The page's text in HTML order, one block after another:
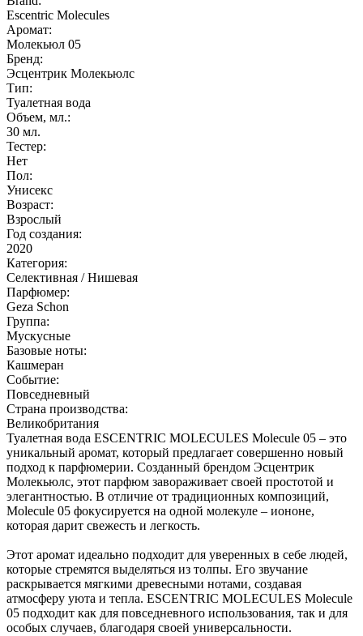
Escentric Molecules
Аромат:
Молекьюл 05
Бренд:
Эсцентрик Молекьюлс
Тип:
Туалетная вода
Объем, мл.:
30 мл.
Тестер:
Нет
Пол:
Унисекс
Возраст:
Взрослый
Год создания:
2020
Категория:
Селективная / Нишевая
Парфюмер:
Geza Schon
Группа:
Мускусные
Базовые ноты:
Кашмеран
Событие:
Повседневный
Страна производства:
Великобритания
Туалетная вода ESCENTRIC MOLECULES Molecule 05 – это
уникальный аромат, который предлагает совершенно новый
подход к парфюмерии. Созданный брендом Эсцентрик
Молекьюлс, этот парфюм завораживает своей простотой и
элегантностью. В отличие от традиционных композиций,
Molecule 05 фокусируется на одной молекуле – иононе,
которая дарит свежесть и легкость.
Этот аромат идеально подходит для уверенных в себе людей,
которые стремятся выделяться из толпы. Его звучание
раскрывается мягкими древесными нотами, создавая
атмосферу уюта и тепла. ESCENTRIC MOLECULES Molecule
05 подходит как для повседневного использования, так и для
особых случаев, благодаря своей универсальности.